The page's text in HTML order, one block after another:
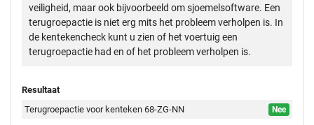
veiligheid, maar ook bijvoorbeeld om sjoemelsoftware. Een
terugroepactie is niet erg mits het probleem verholpen is. In
de kentekencheck kunt u zien of het voertuig een
terugroepactie had en of het probleem verholpen is.
Resultaat
Terugroepactie voor kenteken 68-ZG-NN
Nee